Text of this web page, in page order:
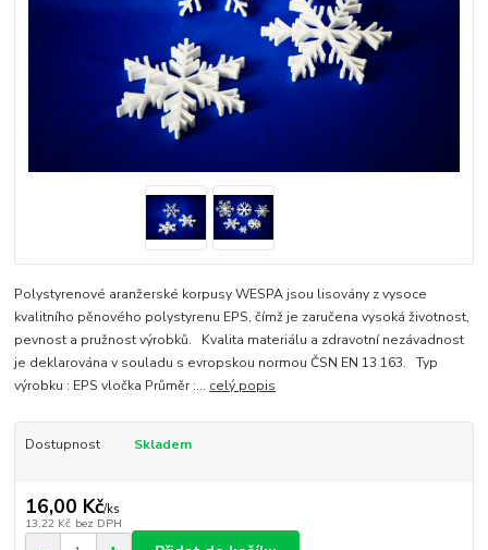
Polystyrenové aranžerské korpusy WESPA jsou lisovány z vysoce
kvalitního pěnového polystyrenu EPS, čímž je zaručena vysoká životnost,
pevnost a pružnost výrobků. Kvalita materiálu a zdravotní nezávadnost
je deklarována v souladu s evropskou normou ČSN EN 13 163. Typ
výrobku : EPS vločka Průměr :... celý popis
Dostupnost Skladem
16,00 Kč/ks
13,22 Kč bez DPH